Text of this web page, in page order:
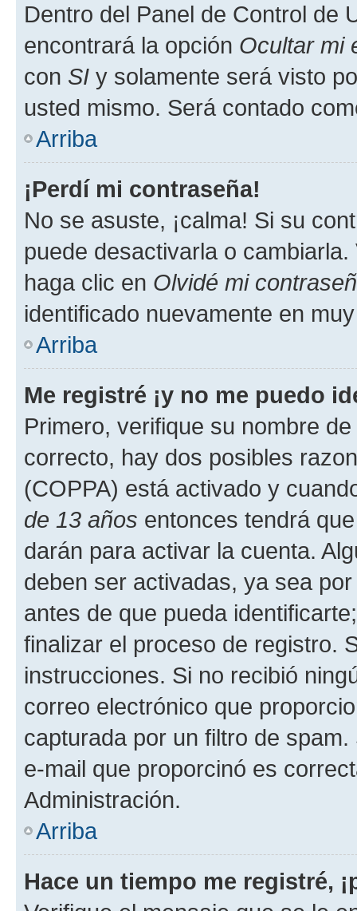
Dentro del Panel de Control de
encontrará la opción Ocultar mi
con SI y solamente será visto
usted mismo. Será contado
Arriba
¡Perdí mi contraseña!
No se asuste, ¡calma! Si su
puede desactivarla o
haga clic en Olvidé mi
identificado nuevamente en
Arriba
Me registré ¡y no me puedo
Primero, verifique su nombre
correcto, hay dos posibles
(COPPA) está activado y
de 13 años entonces tendrá
darán para activar la cuenta.
deben ser activadas, ya sea
antes de que pueda
finalizar el proceso de registro.
instrucciones. Si no recibió
correo electrónico que
capturada por un filtro de
e-mail que proporcinó es
Administración.
Arriba
Hace un tiempo me registré,